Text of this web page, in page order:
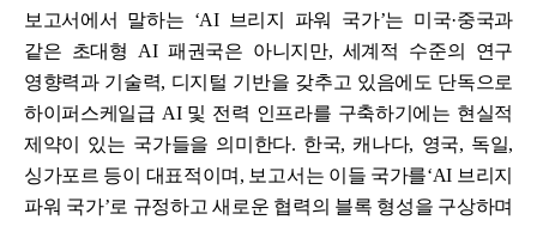
보고서에서 말하는 ‘AI 브리지 파워 국가’는 미국·중국과
같은 초대형 AI 패권국은 아니지만, 세계적 수준의 연구
영향력과 기술력, 디지털 기반을 갖추고 있음에도 단독으로
하이퍼스케일급 AI 및 전력 인프라를 구축하기에는 현실적
제약이 있는 국가들을 의미한다. 한국, 캐나다, 영국, 독일,
싱가포르 등이 대표적이며, 보고서는 이들 국가를‘AI 브리지
파워 국가’로 규정하고 새로운 협력의 블록 형성을 구상하며